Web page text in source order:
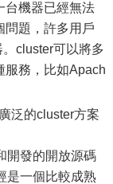
台機器已經無法
問題，許多用戶
cluster可以將多
服務，比如Apach
泛的cluster方案
開發的開放源碼
是一個比較成熟